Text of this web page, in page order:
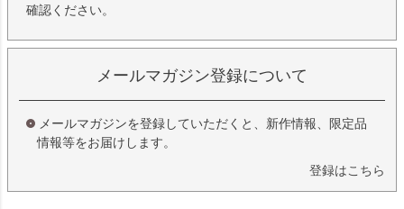
確認ください。
メールマガジン登録について
メールマガジンを登録していただくと、新作情報、限定品
情報等をお届けします。
登録はこちら